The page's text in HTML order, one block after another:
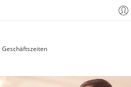
Geschäftszeiten